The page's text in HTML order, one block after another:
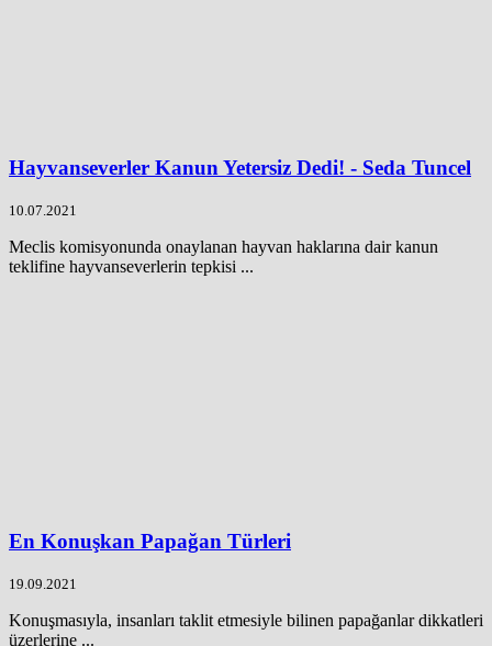
Hayvanseverler Kanun Yetersiz Dedi! - Seda Tuncel
10.07.2021
Meclis komisyonunda onaylanan hayvan haklarına dair kanun
teklifine hayvanseverlerin tepkisi ...
En Konuşkan Papağan Türleri
19.09.2021
Konuşmasıyla, insanları taklit etmesiyle bilinen papağanlar dikkatleri
üzerlerine ...